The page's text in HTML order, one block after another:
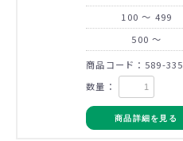
100 ～ 499
500 ～
商品コード：589-335
数量：
商品詳細を見る